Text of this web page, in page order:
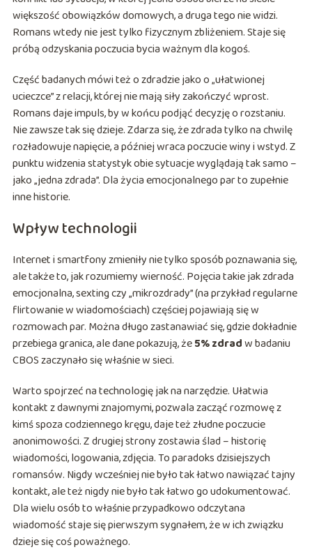
większość obowiązków domowych, a druga tego nie widzi.
Romans wtedy nie jest tylko fizycznym zbliżeniem. Staje się
próbą odzyskania poczucia bycia ważnym dla kogoś.
Część badanych mówi też o zdradzie jako o „ułatwionej
ucieczce” z relacji, której nie mają siły zakończyć wprost.
Romans daje impuls, by w końcu podjąć decyzję o rozstaniu.
Nie zawsze tak się dzieje. Zdarza się, że zdrada tylko na chwilę
rozładowuje napięcie, a później wraca poczucie winy i wstyd. Z
punktu widzenia statystyk obie sytuacje wyglądają tak samo –
jako „jedna zdrada”. Dla życia emocjonalnego par to zupełnie
inne historie.
Wpływ technologii
Internet i smartfony zmieniły nie tylko sposób poznawania się,
ale także to, jak rozumiemy wierność. Pojęcia takie jak zdrada
emocjonalna, sexting czy „mikrozdrady” (na przykład regularne
flirtowanie w wiadomościach) częściej pojawiają się w
rozmowach par. Można długo zastanawiać się, gdzie dokładnie
przebiega granica, ale dane pokazują, że5% zdradw badaniu
CBOS zaczynało się właśnie w sieci.
Warto spojrzeć na technologię jak na narzędzie. Ułatwia
kontakt z dawnymi znajomymi, pozwala zacząć rozmowę z
kimś spoza codziennego kręgu, daje też złudne poczucie
anonimowości. Z drugiej strony zostawia ślad – historię
wiadomości, logowania, zdjęcia. To paradoks dzisiejszych
romansów. Nigdy wcześniej nie było tak łatwo nawiązać tajny
kontakt, ale też nigdy nie było tak łatwo go udokumentować.
Dla wielu osób to właśnie przypadkowo odczytana
wiadomość staje się pierwszym sygnałem, że w ich związku
dzieje się coś poważnego.